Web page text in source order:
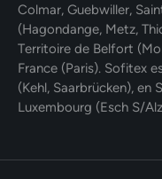
Colmar, Guebwiller,
(Hagondange, Metz,
Territoire de Belfort
France (Paris). Sofitex
(Kehl, Saarbrücken), en
Luxembourg (Esch S/